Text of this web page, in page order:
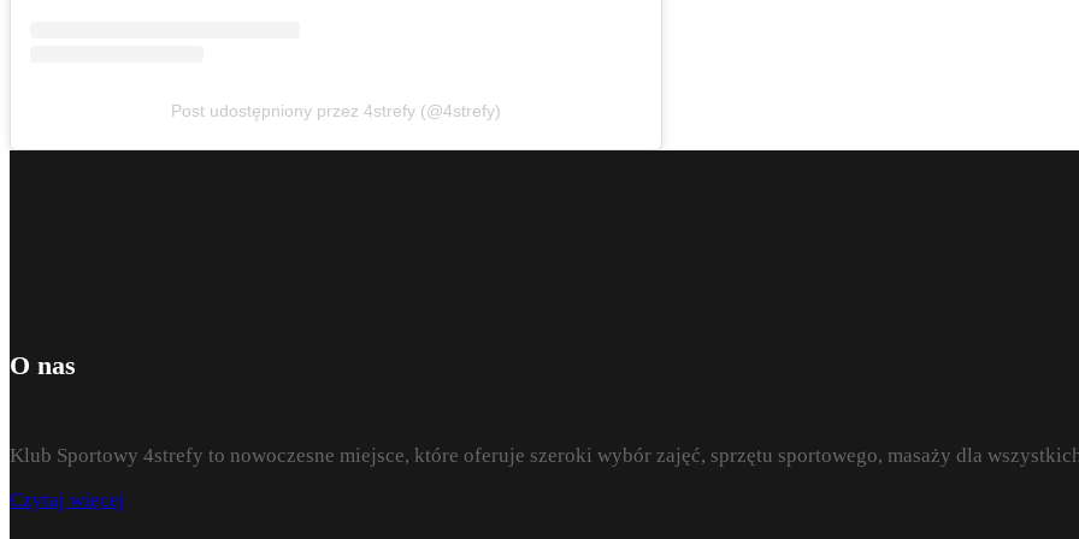
Post udostępniony przez 4strefy (@4strefy)
O nas
Klub Sportowy 4strefy to nowoczesne miejsce, które oferuje szeroki wybór zajęć, sprzętu sportowego, masaży dla
Czytaj więcej